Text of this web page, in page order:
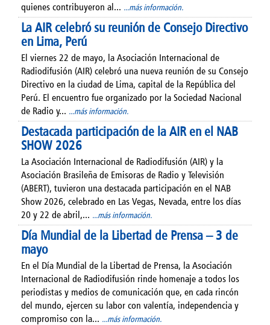
quienes contribuyeron al... ...más información.
La AIR celebró su reunión de Consejo Directivo
en Lima, Perú
El viernes 22 de mayo, la Asociación Internacional de
Radiodifusión (AIR) celebró una nueva reunión de su Consejo
Directivo en la ciudad de Lima, capital de la República del
Perú. El encuentro fue organizado por la Sociedad Nacional
de Radio y... ...más información.
Destacada participación de la AIR en el NAB
SHOW 2026
La Asociación Internacional de Radiodifusión (AIR) y la
Asociación Brasileña de Emisoras de Radio y Televisión
(ABERT), tuvieron una destacada participación en el NAB
Show 2026, celebrado en Las Vegas, Nevada, entre los días
20 y 22 de abril,... ...más información.
Día Mundial de la Libertad de Prensa – 3 de
mayo
En el Día Mundial de la Libertad de Prensa, la Asociación
Internacional de Radiodifusión rinde homenaje a todos los
periodistas y medios de comunicación que, en cada rincón
del mundo, ejercen su labor con valentía, independencia y
compromiso con la... ...más información.